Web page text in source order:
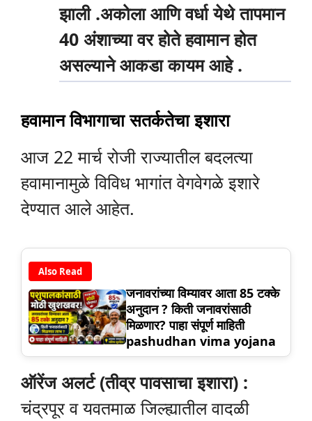
झाली .अकोला आणि वर्धा येथे तापमान
40 अंशाच्या वर होते हवामान होत
असल्याने आकडा कायम आहे .
हवामान विभागाचा सतर्कतेचा इशारा
आज 22 मार्च रोजी राज्यातील बदलत्या
हवामानामुळे विविध भागांत वेगवेगळे इशारे
देण्यात आले आहेत.
Also Read
जनावरांच्या विम्यावर आता 85 टक्के
अनुदान ? किती जनावरांसाठी
मिळणार? पाहा संपूर्ण माहिती
pashudhan vima yojana
ऑरेंज अलर्ट (तीव्र पावसाचा इशारा) :
चंद्रपूर व यवतमाळ जिल्ह्यातील वादळी